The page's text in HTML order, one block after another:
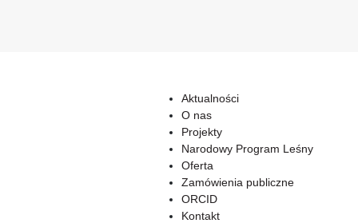
Aktualności
O nas
Projekty
Narodowy Program Leśny
Oferta
Zamówienia publiczne
ORCID
Kontakt